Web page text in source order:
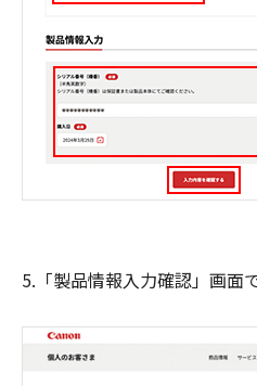
5.「製品情報入力確認」画面